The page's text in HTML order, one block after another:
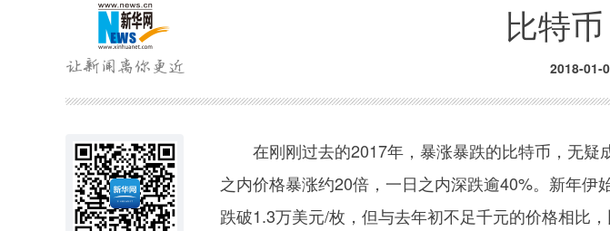
比特
2018-01-
在刚刚过去的2017年，暴涨暴跌的比特币，无疑
之内价格暴涨约20倍，一日之内深跌逾40%。新年伊
跌破1.3万美元/枚，但与去年初不足千元的价格相比，